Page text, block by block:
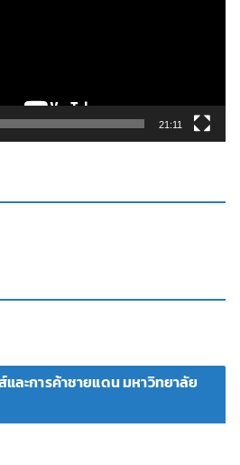
21:11
ละการค้าชายแดน มหาวิทยาลัย